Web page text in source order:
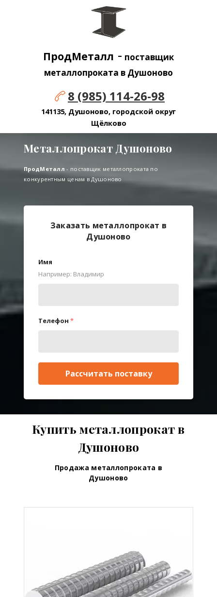
ПродМеталл - поставщик
металлопроката в Душоново
8 (985) 114-26-98
141135, Душоново, городской округ
Щёлково
Металлопрокат Душоново
ПродМеталл - поставщик металлопроката по
конкурентным ценам в Душоново
Заказать металлопрокат в
Душоново
Имя
Например: Владимир
Телефон *
Рассчитать поставку
Купить металлопрокат в
Душоново
Продажа металлопроката в
Душоново